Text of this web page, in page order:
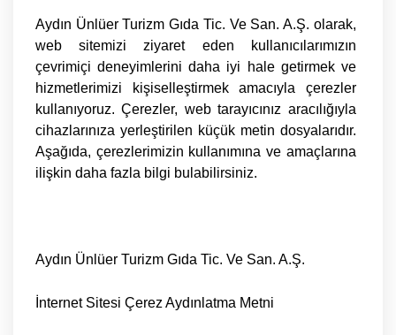
Aydın Ünlüer Turizm Gıda Tic. Ve San. A.Ş. olarak,
web sitemizi ziyaret eden kullanıcılarımızın
çevrimiçi deneyimlerini daha iyi hale getirmek ve
hizmetlerimizi kişiselleştirmek amacıyla çerezler
kullanıyoruz. Çerezler, web tarayıcınız aracılığıyla
cihazlarınıza yerleştirilen küçük metin dosyalarıdır.
Aşağıda, çerezlerimizin kullanımına ve amaçlarına
ilişkin daha fazla bilgi bulabilirsiniz.
Aydın Ünlüer Turizm Gıda Tic. Ve San. A.Ş.
İnternet Sitesi Çerez Aydınlatma Metni